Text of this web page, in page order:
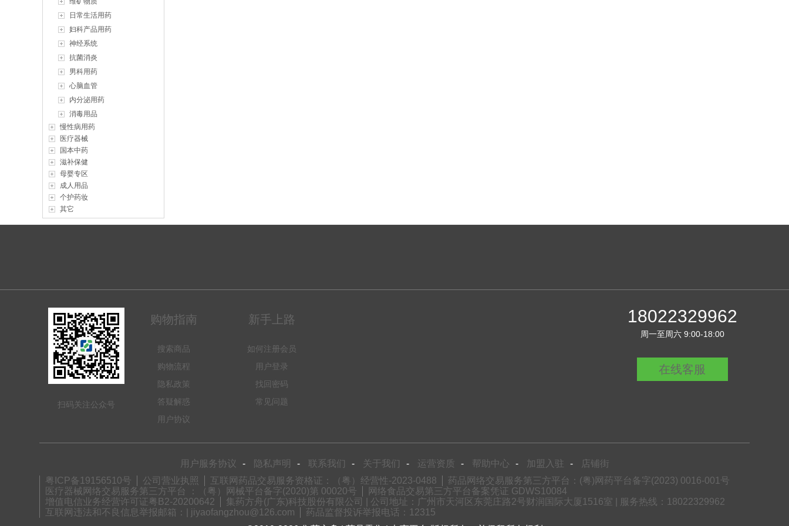
日常生活用药
妇科产品用药
神经系统
抗菌消炎
男科用药
心脑血管
内分泌用药
消毒用品
慢性病用药
医疗器械
国本中药
滋补保健
母婴专区
成人用品
个护药妆
其它
扫码关注公众号
购物指南
搜索商品
购物流程
隐私政策
答疑解惑
用户协议
新手上路
如何注册会员
用户登录
找回密码
常见问题
18022329962
周一至周六 9:00-18:00
在线客服
用户服务协议 - 隐私声明 - 联系我们 - 关于我们 - 运营资质 - 帮助中心 - 加盟入驻 -
店铺街
粤ICP备19156510号
公司营业执照 互联网药品交易服务资格证：（粤）经营性-2023-0488
药品网络交易服务第三方平台：(粤)网药平台备字(2023) 0016-001号
医疗器械网络交易服务第三方平台 ：（粤）网械平台备字(2020)第 00020号
网络食品交易第三方平台备案凭证 GDWS10084
增值电信业务经营许可证粤B2-20200642
集药方舟(广东)科技股份有限公司 | 公司地址：广州市天河区东莞庄路2号财润国际大厦1516室 | 服务热线：18022329962
互联网违法和不良信息举报邮箱：| jiyaofangzhou@126.com
药品监督投诉举报电话：12315